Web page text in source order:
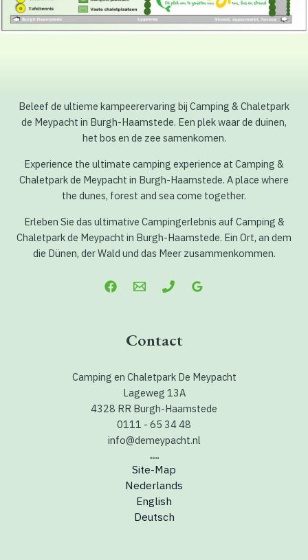
Beleef de ultieme kampeerervaring bij Camping & Chaletpark
de Meypacht in Burgh-Haamstede. Een plek waar de duinen,
het bos en de zee samenkomen.
Experience the ultimate camping experience at Camping &
Chaletpark de Meypacht in Burgh-Haamstede. A place where
the dunes, forest and sea come together.
Erleben Sie das ultimative Campingerlebnis auf Camping &
Chaletpark de Meypacht in Burgh-Haamstede. Ein Ort, an dem
die Dünen, der Wald und das Meer zusammenkommen.
Contact
Camping en Chaletpark De Meypacht
Lageweg 13A
4328 RR Burgh-Haamstede
0111 - 65 34 48
info@demeypacht.nl
menu
Site-Map
Nederlands
English
Deutsch